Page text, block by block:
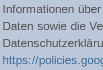
Informationen
Daten sowie die
https://